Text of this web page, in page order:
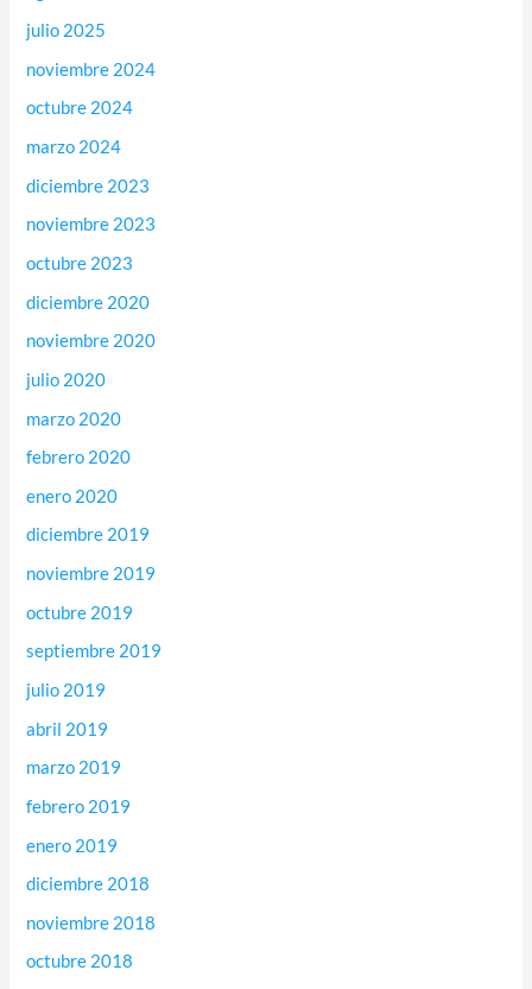
julio 2025
noviembre 2024
octubre 2024
marzo 2024
diciembre 2023
noviembre 2023
octubre 2023
diciembre 2020
noviembre 2020
julio 2020
marzo 2020
febrero 2020
enero 2020
diciembre 2019
noviembre 2019
octubre 2019
septiembre 2019
julio 2019
abril 2019
marzo 2019
febrero 2019
enero 2019
diciembre 2018
noviembre 2018
octubre 2018